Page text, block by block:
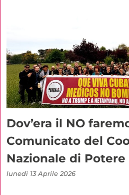
Dov’era il NO
Comunicato del
Nazionale di Potere
lunedì 13 Aprile 2026